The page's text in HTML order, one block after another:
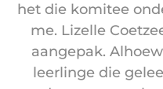
het die komitee
me. Lizelle
aangepak.
leerlinge die